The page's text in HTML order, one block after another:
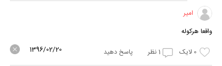
امیر
واقعا هرکوله
0 لایک 1نظر پاسخ دهید 1396/02/20